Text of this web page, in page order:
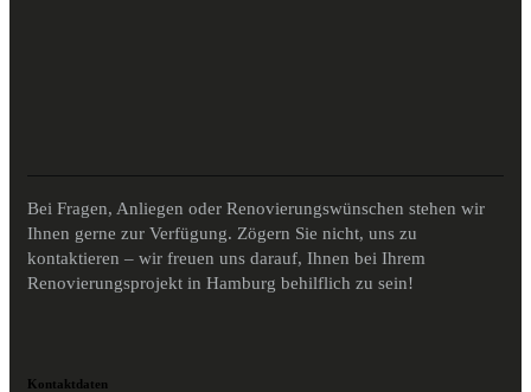
Bei Fragen, Anliegen oder Renovierungswünschen stehen wir
Ihnen gerne zur Verfügung. Zögern Sie nicht, uns zu
kontaktieren – wir freuen uns darauf, Ihnen bei Ihrem
Renovierungsprojekt in Hamburg behilflich zu sein!
Kontaktdaten